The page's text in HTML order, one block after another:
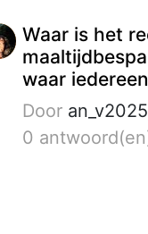
Waar is het
waar
Door
0